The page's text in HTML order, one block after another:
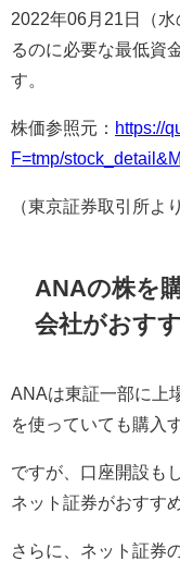
2022年06月21日（
るのに必要な最低資
す。
株価参照元： https://
F=tmp/
（東京証券取引所よ
ANAの株を
会社がおす
ANAは東証一部に上
を使っていても購入
ですが、口座開設も
ネット証券がおすす
さらに、ネット証券